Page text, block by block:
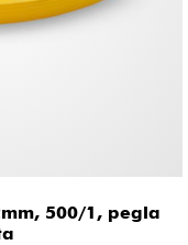
500/1, pegla